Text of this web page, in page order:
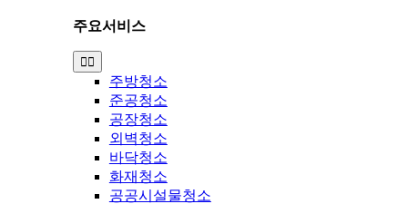
주요서비스
Toggle
Navigation
주방청소
준공청소
공장청소
외벽청소
바닥청소
화재청소
공공시설물청소